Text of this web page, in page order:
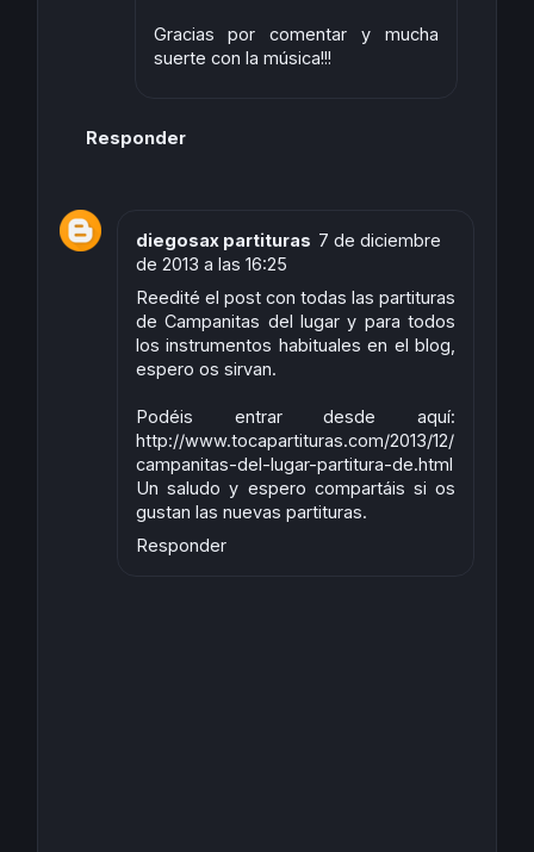
Gracias por comentar y mucha
suerte con la música!!!
Responder
diegosax partituras 7 de diciembre
de 2013 a las 16:25
Reedité el post con todas las partituras
de Campanitas del lugar y para todos
los instrumentos habituales en el blog,
espero os sirvan.
Podéis entrar desde aquí:
http://www.tocapartituras.com/2013/12/
campanitas-del-lugar-partitura-de.html
Un saludo y espero compartáis si os
gustan las nuevas partituras.
Responder